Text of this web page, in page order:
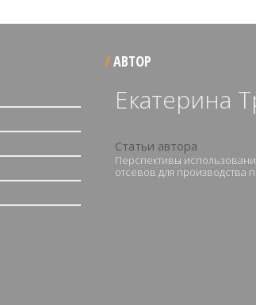
АВТОР
Екатерина
Статьи автора
Перспективы
отсевов для производства